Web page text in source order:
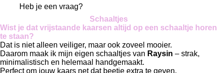
Heb je een vraag?
Schaaltjes
Wist je dat vrijstaande kaarsen altijd op een schaaltje horen
te staan?
Dat is niet alleen veiliger, maar ook zoveel mooier.
Daarom maak ik mijn eigen schaaltjes van Raysin – strak,
minimalistisch en helemaal handgemaakt.
Perfect om jouw kaars net dat beetje extra te geven.